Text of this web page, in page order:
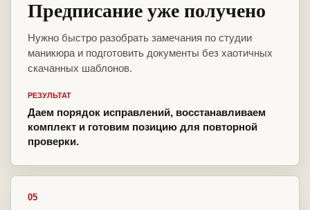
Предписание уже получено
Нужно быстро разобрать замечания по студии
маникюра и подготовить документы без хаотичных
скачанных шаблонов.
РЕЗУЛЬТАТ
Даем порядок исправлений, восстанавливаем
комплект и готовим позицию для повторной
проверки.
05